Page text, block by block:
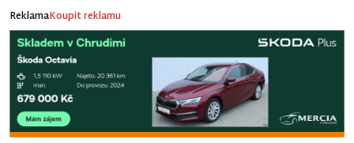
ReklamaKoupit reklamu